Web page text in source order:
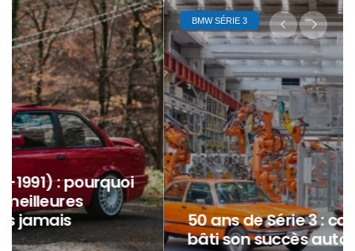
BMW SÉRIE 3
50 ans de Série 3 : comment BMW a
bâti son succès autour d’elle ?